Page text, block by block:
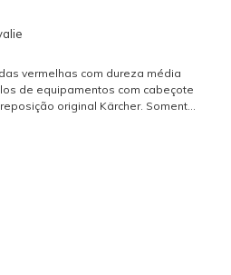
vermelhas com dureza média
de equipamentos com cabeçote
original Kärcher. Somente
garantem a qualidade e a